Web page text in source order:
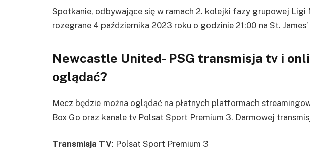
Spotkanie, odbywające się w ramach 2. kolejki fazy grupowej Ligi
rozegrane 4 października 2023 roku o godzinie 21:00 na St.
Newcastle United- PSG transmisja tv i
oglądać?
Mecz będzie można oglądać na płatnych platformach
Box Go oraz kanale tv Polsat Sport Premium 3. Darmowej
Transmisja TV: Polsat Sport Premium 3